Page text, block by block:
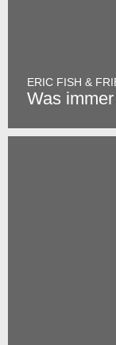
ERIC FISH &
Was